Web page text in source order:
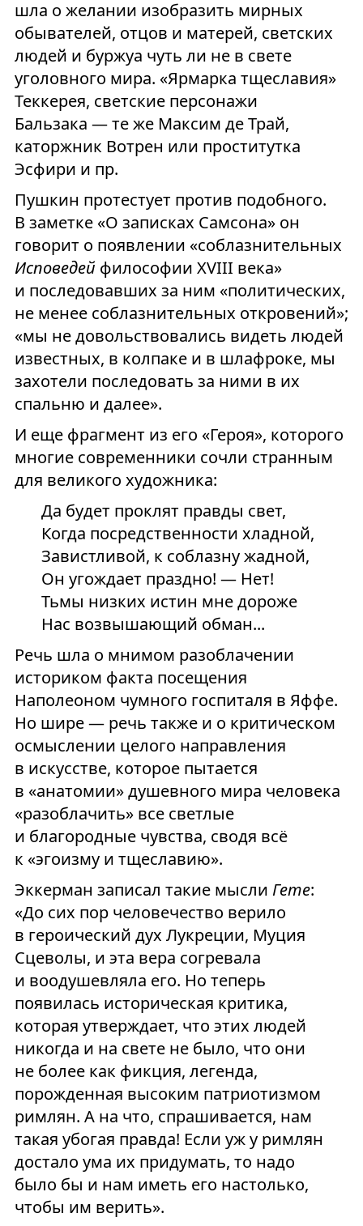
шла о желании изобразить мирных
обывателей, отцов и матерей, светских
людей и буржуа чуть ли не в свете
уголовного мира. «Ярмарка тщеславия»
Теккерея, светские персонажи
Бальзака — те же Максим де Трай,
каторжник Вотрен или проститутка
Эсфири и пр.
Пушкин протестует против подобного.
В заметке «О записках Самсона» он
говорит о появлении «соблазнительных
Исповедейфилософии XVIII века»
и последовавших за ним «политических,
не менее соблазнительных откровений»;
«мы не довольствовались видеть людей
известных, в колпаке и в шлафроке, мы
захотели последовать за ними в их
спальню и далее».
И еще фрагмент из его «Героя», которого
многие современники сочли странным
для великого художника:
Да будет проклят правды свет,
Когда посредственности хладной,
Завистливой, к соблазну жадной,
Он угождает праздно! — Нет!
Тьмы низких истин мне дороже
Нас возвышающий обман...
Речь шла о мнимом разоблачении
историком факта посещения
Наполеоном чумного госпиталя в Яффе.
Но шире — речь также и о критическом
осмыслении целого направления
в искусстве, которое пытается
в «анатомии» душевного мира человека
«разоблачить» все светлые
и благородные чувства, сводя всё
к «эгоизму и тщеславию».
Эккерман записал такие мысли Гете:
«До сих пор человечество верило
в героический дух Лукреции, Муция
Сцеволы, и эта вера согревала
и воодушевляла его. Но теперь
появилась историческая критика,
которая утверждает, что этих людей
никогда и на свете не было, что они
не более как фикция, легенда,
порожденная высоким патриотизмом
римлян. А на что, спрашивается, нам
такая убогая правда! Если уж у римлян
достало ума их придумать, то надо
было бы и нам иметь его настолько,
чтобы им верить».